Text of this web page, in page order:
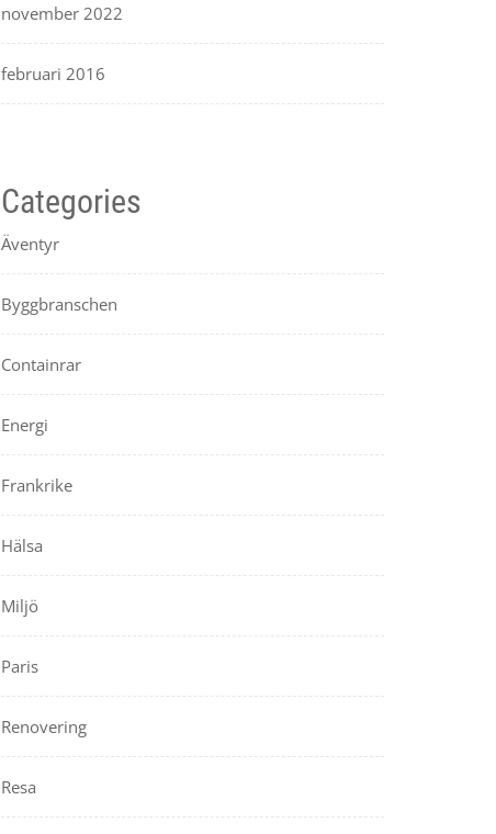
november 2022
februari 2016
Categories
Äventyr
Byggbranschen
Containrar
Energi
Frankrike
Hälsa
Miljö
Paris
Renovering
Resa